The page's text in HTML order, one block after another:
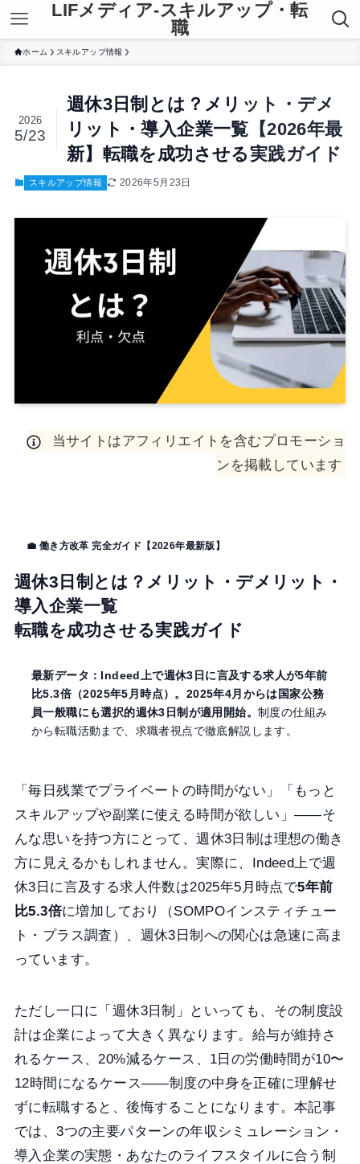
LIFメディア-スキルアップ・転
職
ホーム スキルアップ情報
週休3日制とは？メリット・デメ
リット・導入企業一覧【2026年最
新】転職を成功させる実践ガイド
2026
5/23
スキルアップ情報 2026年5月23日
当サイトはアフィリエイトを含むプロモーショ
ンを掲載しています
💼 働き方改革 完全ガイド【2026年最新版】
週休3日制とは？メリット・デメリット・
導入企業一覧
転職を成功させる実践ガイド
最新データ：Indeed上で週休3日に言及する求人が5年前
比5.3倍（2025年5月時点）。2025年4月からは国家公務
員一般職にも選択的週休3日制が適用開始。 制度の仕組み
から転職活動まで、求職者視点で徹底解説します。
「毎日残業でプライベートの時間がない」「もっと
スキルアップや副業に使える時間が欲しい」——そ
んな思いを持つ方にとって、週休3日制は理想の働き
方に見えるかもしれません。実際に、Indeed上で週
休3日に言及する求人件数は2025年5月時点で5年前
比5.3倍に増加しており（SOMPOインスティチュー
ト・プラス調査）、週休3日制への関心は急速に高ま
っています。
ただし一口に「週休3日制」といっても、その制度設
計は企業によって大きく異なります。給与が維持さ
れるケース、20%減るケース、1日の労働時間が10〜
12時間になるケース——制度の中身を正確に理解せ
ずに転職すると、後悔することになります。本記事
では、3つの主要パターンの年収シミュレーション・
導入企業の実態・あなたのライフスタイルに合う制